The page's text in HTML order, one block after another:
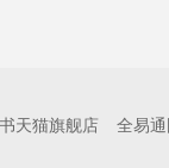
天猫旗舰店 全易